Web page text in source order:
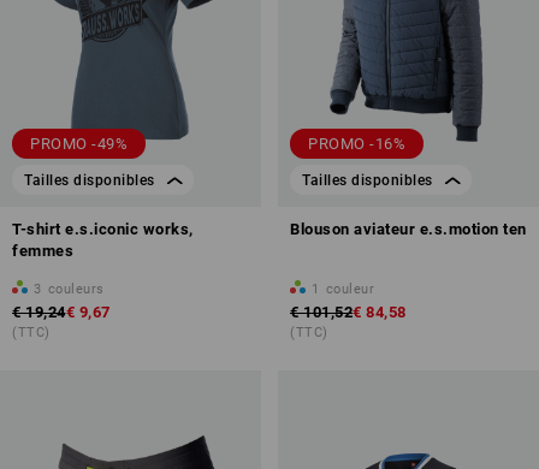
PROMO -49%
Tailles disponibles
T-shirt e.s.iconic works,
femmes
3 couleurs
€ 19,24€ 9,67
(TTC)
PROMO -16%
Tailles disponibles
Blouson aviateur e.s.motion ten
1 couleur
€ 101,52€ 84,58
(TTC)